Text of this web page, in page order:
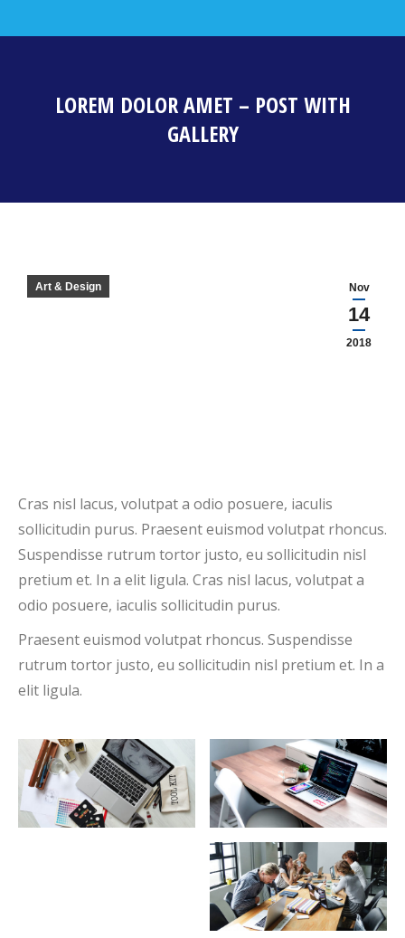
LOREM DOLOR AMET – POST WITH
GALLERY
Nov
14
2018
Art & Design
Cras nisl lacus, volutpat a odio posuere, iaculis
sollicitudin purus. Praesent euismod volutpat rhoncus.
Suspendisse rutrum tortor justo, eu sollicitudin nisl
pretium et. In a elit ligula. Cras nisl lacus, volutpat a
odio posuere, iaculis sollicitudin purus.
Praesent euismod volutpat rhoncus. Suspendisse
rutrum tortor justo, eu sollicitudin nisl pretium et. In a
elit ligula.